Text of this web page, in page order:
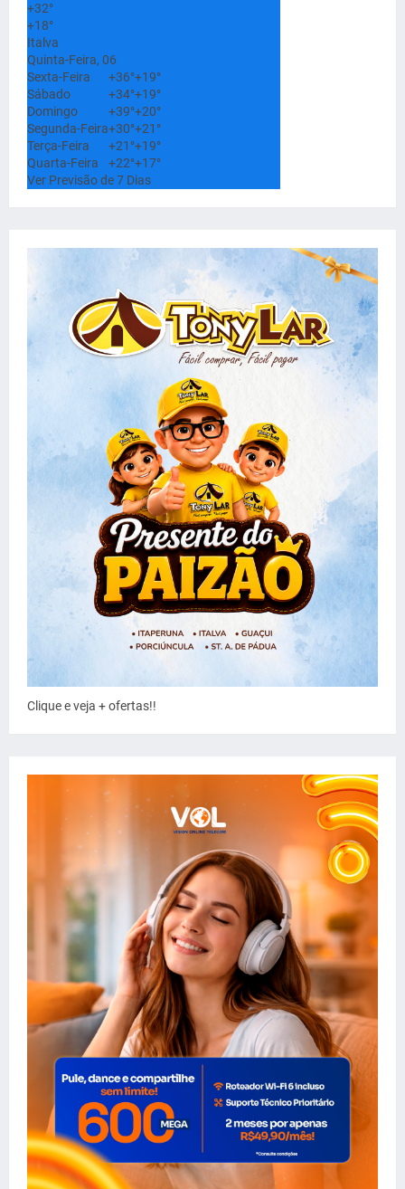
+32°
+18°
Italva
Quinta-Feira, 06
Sexta-Feira
+36°+19°
Sábado
+34°+19°
Domingo
+39°+20°
Segunda-Feira+30°+21°
Terça-Feira
+21°+19°
Quarta-Feira
+22°+17°
Ver Previsão de 7 Dias
Clique e veja + ofertas!!